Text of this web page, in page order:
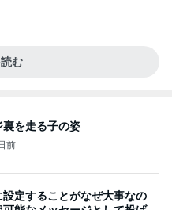
む
を走る子の姿
前
定することがなぜ大事なの